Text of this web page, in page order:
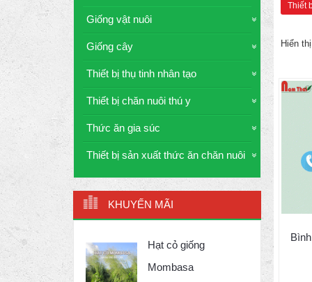
Giống vật nuôi
Giống cây
Thiết bị thụ tinh nhân tạo
Thiết bị chăn nuôi thú y
Thức ăn gia súc
Thiết bị sản xuất thức ăn chăn nuôi
KHUYẾN MÃI
Hạt cỏ giống
Mombasa
Thiết
Hiển